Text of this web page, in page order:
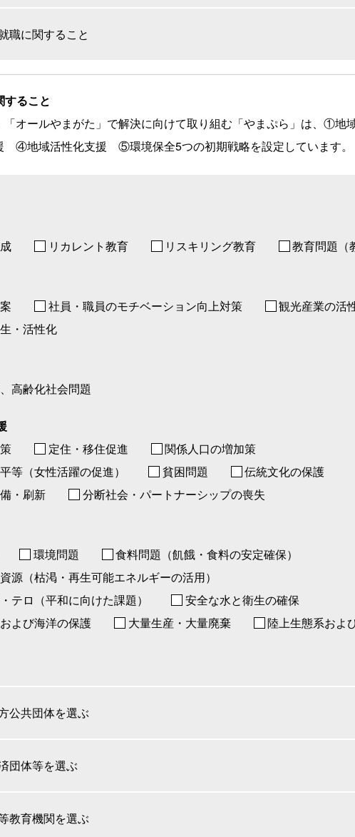
職に関すること
すること
「オールやまがた」で解決に向けて取り組む「やまぷら」は、①
地域活性化支援 ⑤環境保全5つの初期戦略を設定しています。
リカレント教育 リスキリング教育 教育問題（
社員・職員のモチベーション向上対策
観光産業の活
・活性化
高齢化社会問題
定住・移住促進
関係人口の増加策
等（女性活躍の促進）
貧困問題
伝統文化の保護
・刷新
分断社会・パートナーシップの喪失
環境問題
食料問題（飢餓・食料の安定確保）
源（枯渇・再生可能エネルギーの活用）
テロ（平和に向けた課題）
安全な水と衛生の確保
よび海洋の保護
大量生産・大量廃棄 陸上生態系およ
公共団体を選ぶ
団体等を選ぶ
教育機関を選ぶ